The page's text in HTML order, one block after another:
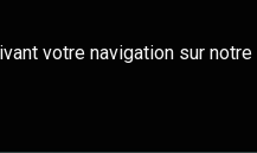
votre navigation sur